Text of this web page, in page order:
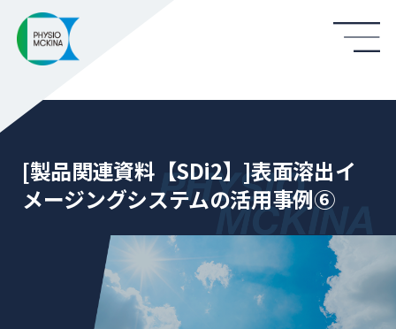
[製品関連資料【SDi2】]表面溶出イ
メージングシステムの活用事例⑥